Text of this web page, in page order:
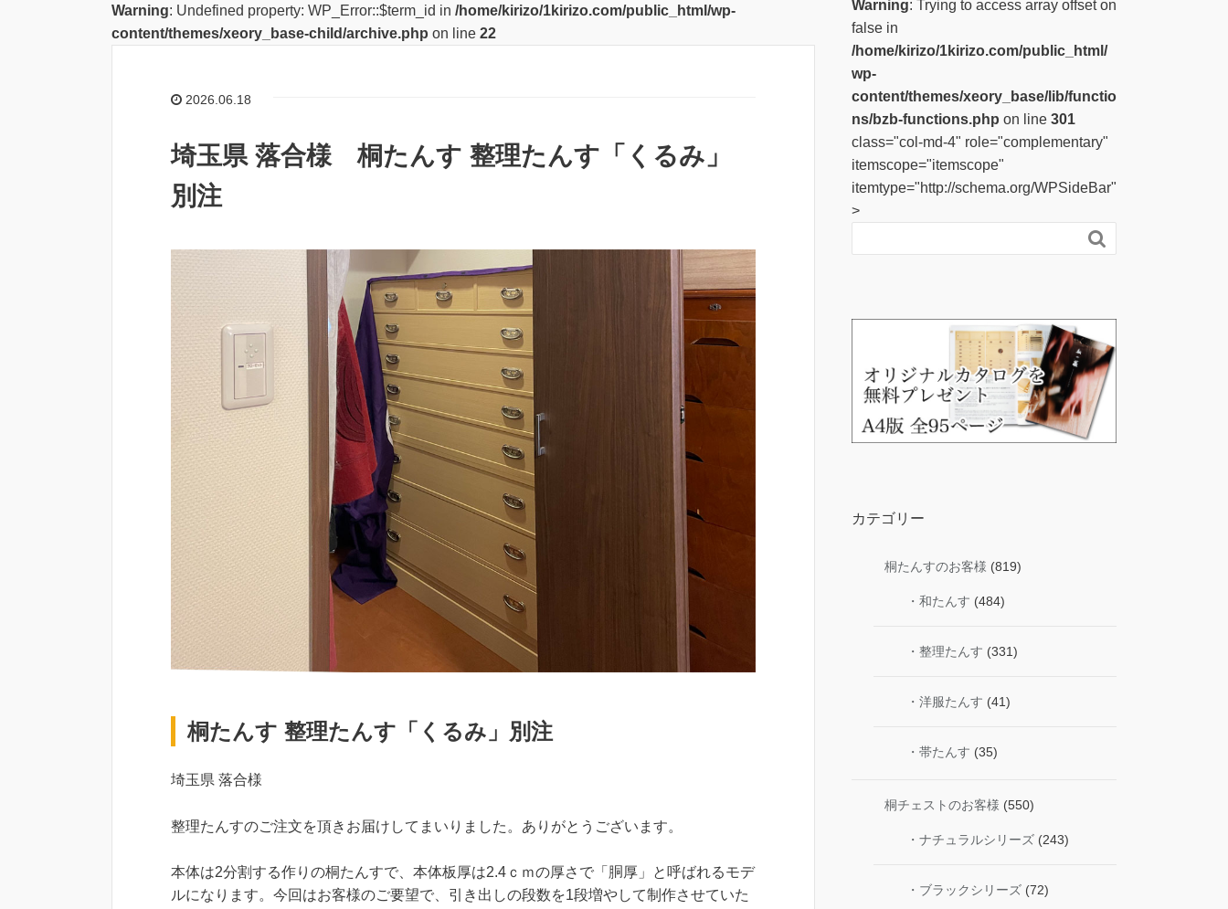
Warning: Undefined property: WP_Error::$term_id in /home/kirizo/1kirizo.com/public_html/wp-
content/themes/xeory_base-child/archive.php on line 22
2026.06.18
埼玉県 落合様 桐たんす 整理たんす「くるみ」
別注
桐たんす 整理たんす「くるみ」別注
埼玉県 落合様
整理たんすのご注文を頂きお届けしてまいりました。ありがとうございます。
本体は2分割する作りの桐たんすで、本体板厚は2.4ｃｍの厚さで「胴厚」と呼ばれるモデ
ルになります。今回はお客様のご要望で、引き出しの段数を1段増やして制作させていた
Warning: Trying to access array offset on
false in
/home/kirizo/1kirizo.com/public_html/
wp-
content/themes/xeory_base/lib/functio
ns/bzb-functions.php on line 301
class="col-md-4" role="complementary"
itemscope="itemscope"
itemtype="http://schema.org/WPSideBar"
>

カテゴリー
桐たんすのお客様 (819)
・和たんす (484)
・整理たんす (331)
・洋服たんす (41)
・帯たんす (35)
桐チェストのお客様 (550)
・ナチュラルシリーズ (243)
・ブラックシリーズ (72)